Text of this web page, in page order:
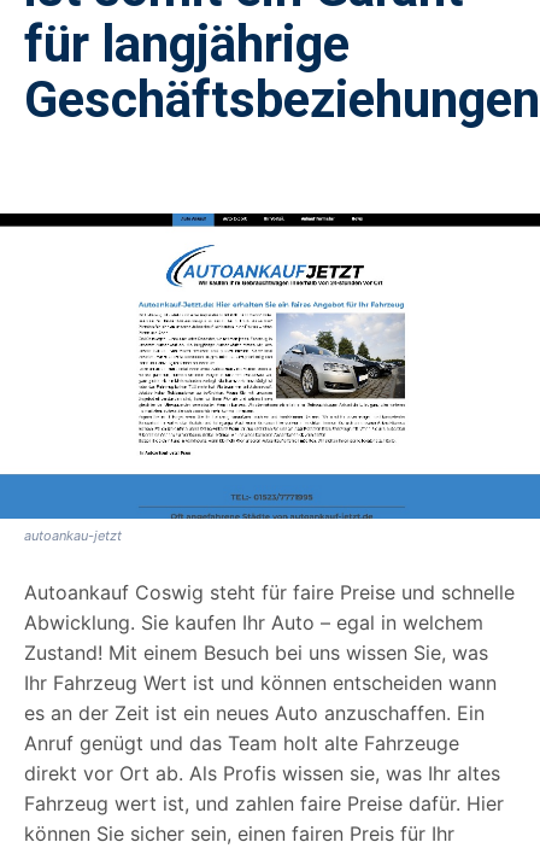
für langjährige
Geschäftsbeziehungen
autoankau-jetzt
Autoankauf Coswig steht für faire Preise und schnelle
Abwicklung. Sie kaufen Ihr Auto – egal in welchem
Zustand! Mit einem Besuch bei uns wissen Sie, was
Ihr Fahrzeug Wert ist und können entscheiden wann
es an der Zeit ist ein neues Auto anzuschaffen. Ein
Anruf genügt und das Team holt alte Fahrzeuge
direkt vor Ort ab. Als Profis wissen sie, was Ihr altes
Fahrzeug wert ist, und zahlen faire Preise dafür. Hier
können Sie sicher sein, einen fairen Preis für Ihr